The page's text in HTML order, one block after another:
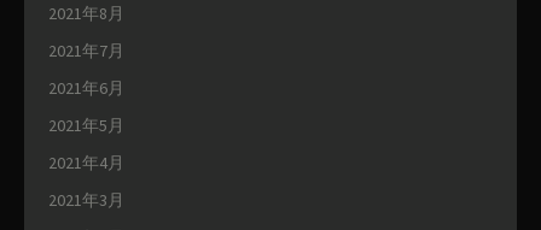
2021年8月
2021年7月
2021年6月
2021年5月
2021年4月
2021年3月